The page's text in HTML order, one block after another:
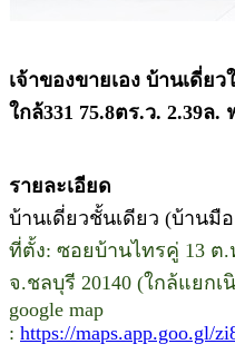
เจ้าของขายเอง บ้านเดี่ย
ใกล้331 75.8ตร.ว. 2.39ล.
รายละเอียด
บ้านเดี่ยวชั้นเดียว (บ้านมื
ที่ตั้ง: ซอยบ้านไทรคู่ 13 ต
จ.ชลบุรี 20140 (ใกล้แยก
google map
: https://maps.app.goo.gl/